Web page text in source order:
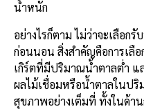
น้ำหนัก
อย่างไรก็ตาม ไม่ว่าจะเลือก
ก่อนนอน สิ่งสำคัญคือการเลือ
เกิร์ตที่มีปริมาณน้ำตาลต่ำ แ
ผลไม้เชื่อมหรือน้ำตาลในป
สุขภาพอย่างเต็มที่ ทั้งในด้า